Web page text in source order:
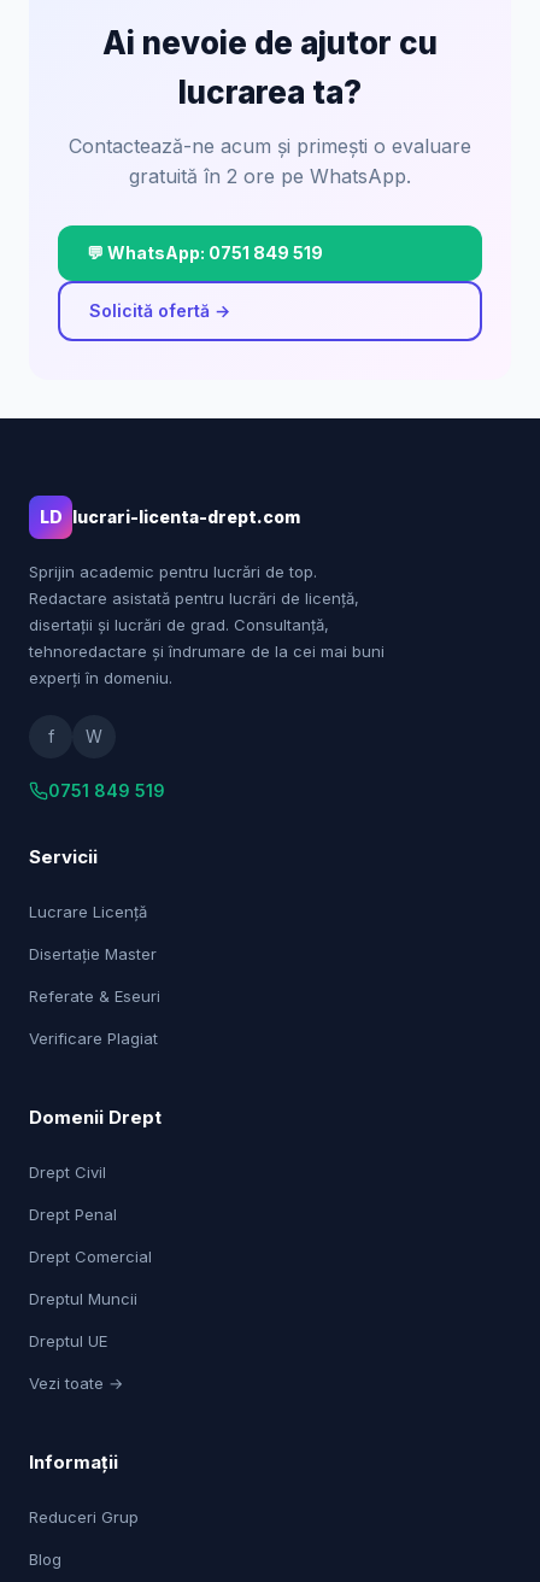
Ai nevoie de ajutor cu
lucrarea ta?
Contactează-ne acum și primești o evaluare
gratuită în 2 ore pe WhatsApp.
💬 WhatsApp: 0751 849 519
Solicită ofertă →
LD lucrari-licenta-drept.com
Sprijin academic pentru lucrări de top.
Redactare asistată pentru lucrări de licență,
disertații și lucrări de grad. Consultanță,
tehnoredactare și îndrumare de la cei mai buni
experți în domeniu.
f W
0751 849 519
Servicii
Lucrare Licență
Disertație Master
Referate & Eseuri
Verificare Plagiat
Domenii Drept
Drept Civil
Drept Penal
Drept Comercial
Dreptul Muncii
Dreptul UE
Vezi toate →
Informații
Reduceri Grup
Blog